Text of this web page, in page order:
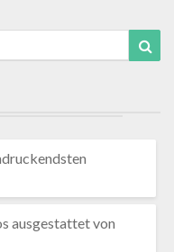
ausgestattet von